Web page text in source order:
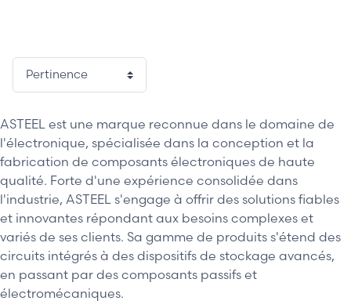
ASTEEL est une marque reconnue dans le domaine de
l'électronique, spécialisée dans la conception et la
fabrication de composants électroniques de haute
qualité. Forte d'une expérience consolidée dans
l'industrie, ASTEEL s'engage à offrir des solutions fiables
et innovantes répondant aux besoins complexes et
variés de ses clients. Sa gamme de produits s'étend des
circuits intégrés à des dispositifs de stockage avancés,
en passant par des composants passifs et
électromécaniques.